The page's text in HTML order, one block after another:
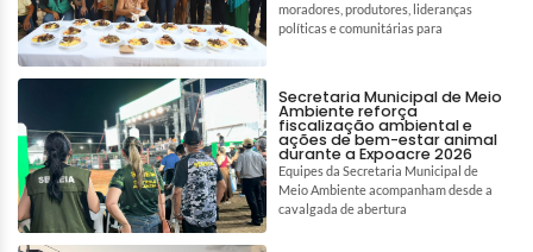
moradores, produtores, lideranças
políticas e comunitárias para
Secretaria Municipal de Meio
Ambiente reforça
fiscalização ambiental e
ações de bem-estar animal
durante a Expoacre 2026
Equipes da Secretaria Municipal de
Meio Ambiente acompanham desde a
cavalgada de abertura